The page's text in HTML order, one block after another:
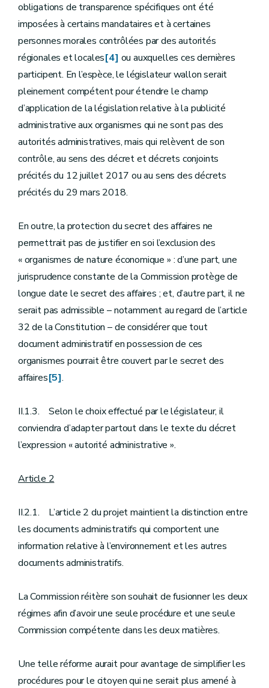
obligations de transparence spécifiques ont été
imposées à certains mandataires et à certaines
personnes morales contrôlées par des autorités
régionales et locales[4] ou auxquelles ces dernières
participent. En l’espèce, le législateur wallon serait
pleinement compétent pour étendre le champ
d’application de la législation relative à la publicité
administrative aux organismes qui ne sont pas des
autorités administratives, mais qui relèvent de son
contrôle, au sens des décret et décrets conjoints
précités du 12 juillet 2017 ou au sens des décrets
précités du 29 mars 2018.
En outre, la protection du secret des affaires ne
permettrait pas de justifier en soi l’exclusion des
« organismes de nature économique » : d’une part, une
jurisprudence constante de la Commission protège de
longue date le secret des affaires ; et, d’autre part, il ne
serait pas admissible – notamment au regard de l’article
32 de la Constitution – de considérer que tout
document administratif en possession de ces
organismes pourrait être couvert par le secret des
affaires[5].
II.1.3. Selon le choix effectué par le législateur, il
conviendra d’adapter partout dans le texte du décret
l’expression « autorité administrative ».
Article 2
II.2.1. L’article 2 du projet maintient la distinction entre
les documents administratifs qui comportent une
information relative à l’environnement et les autres
documents administratifs.
La Commission réitère son souhait de fusionner les deux
régimes afin d’avoir une seule procédure et une seule
Commission compétente dans les deux matières.
Une telle réforme aurait pour avantage de simplifier les
procédures pour le citoyen qui ne serait plus amené à